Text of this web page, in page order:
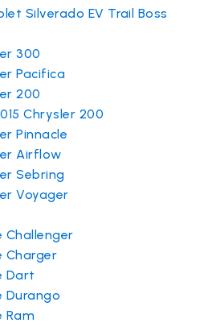
Silverado EV Trail Boss
300
Pacifica
200
Chrysler 200
Pinnacle
Airflow
Sebring
Voyager
Challenger
Charger
Dart
Durango
Ram